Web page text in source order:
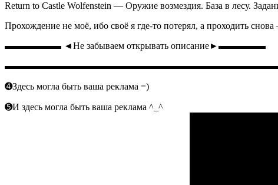
Return to Castle Wolfenstein — Оружие возмездия. База в лесу.
Прохождение не моё, ибо своё я где-то потерял, а проходить
▬▬▬▬▬▬ ◄Не забываем открывать описание►▬▬▬▬▬
▬▬▬▬▬▬▬▬▬▬▬▬▬▬▬▬▬▬▬▬▬▬▬▬▬▬▬▬▬
➍Здесь могла быть ваша реклама =)
➎И здесь могла быть ваша реклама ^_^